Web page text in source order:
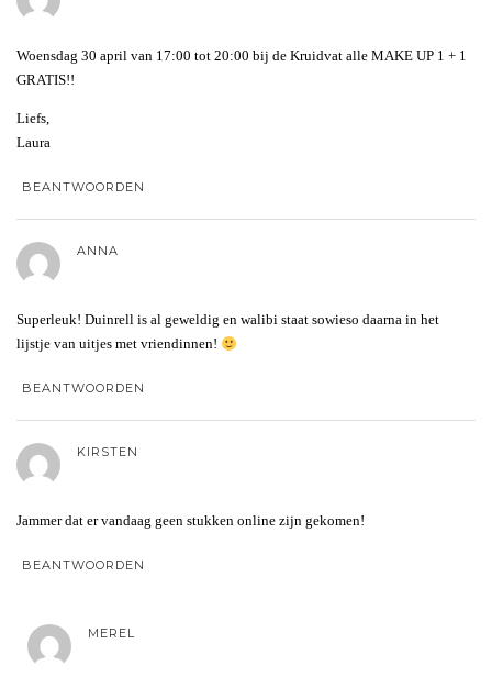
Woensdag 30 april van 17:00 tot 20:00 bij de Kruidvat alle MAKE UP 1 + 1
GRATIS!!
Liefs,
Laura
BEANTWOORDEN
ANNA
Superleuk! Duinrell is al geweldig en walibi staat sowieso daarna in het
lijstje van uitjes met vriendinnen!
BEANTWOORDEN
KIRSTEN
Jammer dat er vandaag geen stukken online zijn gekomen!
BEANTWOORDEN
MEREL